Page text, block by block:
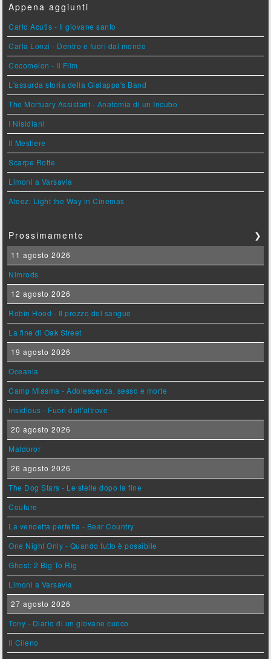
Appena aggiunti
Carlo Acutis - Il giovane santo
Carla Lonzi - Dentro e fuori dal mondo
Cocomelon - Il Film
L'assurda storia della Gialappa's Band
The Mortuary Assistant - Anatomia di un Incubo
I Nisidiani
Il Mestiere
Scarpe Rotte
Limoni a Varsavia
Ateez: Light the Way in Cinemas
Prossimamente ❯
11 agosto 2026
Nimrods
12 agosto 2026
Robin Hood - Il prezzo del sangue
La fine di Oak Street
19 agosto 2026
Oceania
Camp Miasma - Adolescenza, sesso e morte
Insidious - Fuori dall'altrove
20 agosto 2026
Maldoror
26 agosto 2026
The Dog Stars - Le stelle dopo la fine
Couture
La vendetta perfetta - Bear Country
One Night Only - Quando tutto è possibile
Ghost: 2 Big To Rig
Limoni a Varsavia
27 agosto 2026
Tony - Diario di un giovane cuoco
Il Cileno